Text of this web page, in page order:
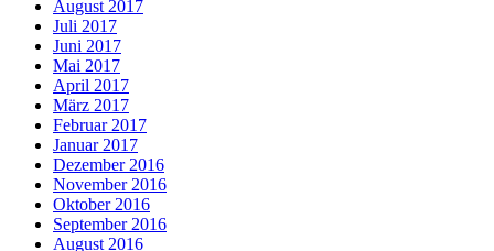
August 2017
Juli 2017
Juni 2017
Mai 2017
April 2017
März 2017
Februar 2017
Januar 2017
Dezember 2016
November 2016
Oktober 2016
September 2016
August 2016